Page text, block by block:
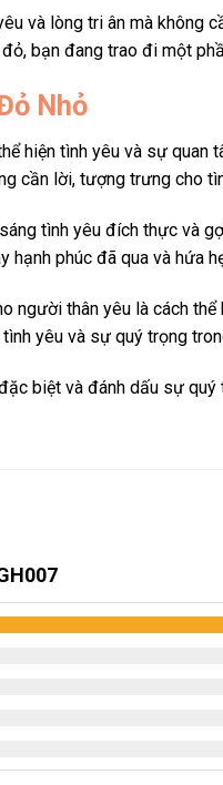
và lòng tri ân mà
bạn đang trao đi một
Nhỏ
hiện tình yêu và sự
cần lời, tượng trưng cho
tình yêu đích thực và
phúc đã qua và hứa
người thân yêu là cách
yêu và sự quý trọng
biệt và đánh dấu sự